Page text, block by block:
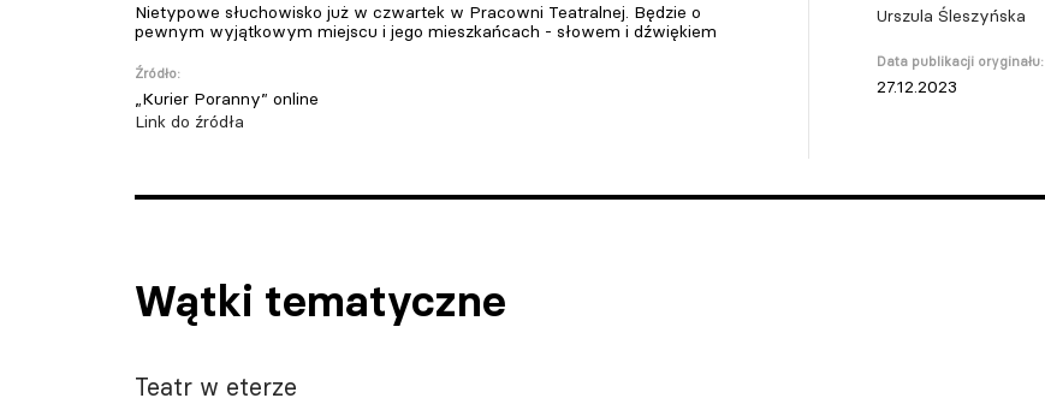
Nietypowe słuchowisko już w czwartek w Pracowni Teatralnej. Będzie o
pewnym wyjątkowym miejscu i jego mieszkańcach - słowem i dźwiękiem
Źródło:
„Kurier Poranny” online
Link do źródła
Urszula Śleszyńska
Data publikacji oryginału:
27.12.2023
Wątki tematyczne
Teatr w eterze